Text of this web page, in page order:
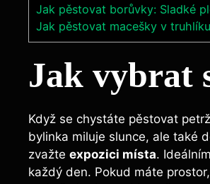
Jak pěstovat borůvky: Sladké
Jak pěstovat macešky v
Jak vybrat
Když se chystáte ⁣pěstovat
bylinka miluje slunce, ale​ také
zvažte expozici místa.
každý den.⁣ Pokud máte